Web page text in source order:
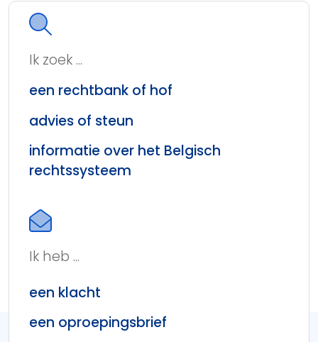
Ik zoek ...
een rechtbank of hof
advies of steun
informatie over het Belgisch
rechtssysteem
Ik heb ...
een klacht
een oproepingsbrief